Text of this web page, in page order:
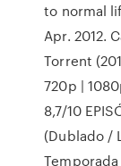
to normal
Apr. 2012.
Torrent
720p |
8,7/10
(Dublado /